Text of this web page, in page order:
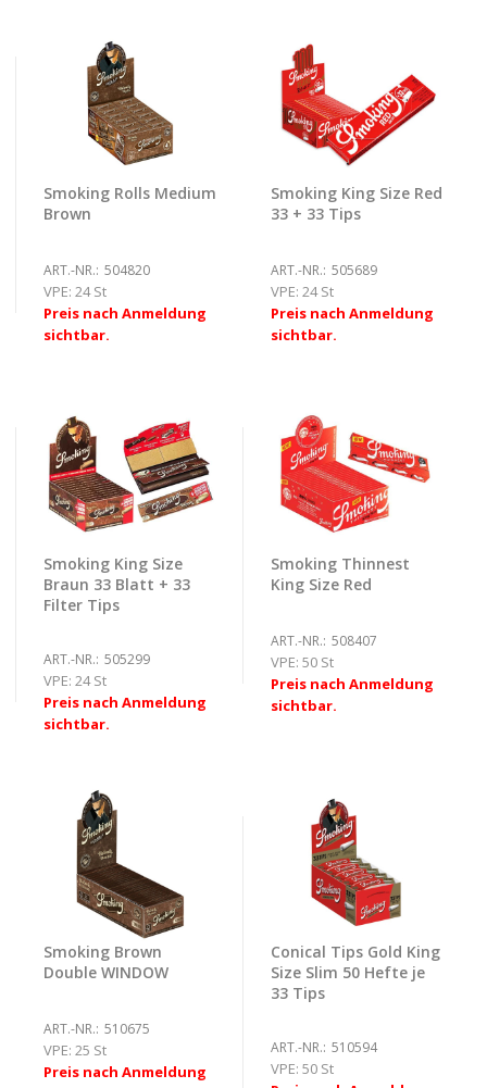
Smoking Rolls Medium
Brown
ART.-NR.: 504820
VPE: 24 St
Preis nach Anmeldung
sichtbar.
Smoking King Size Red
33 + 33 Tips
ART.-NR.: 505689
VPE: 24 St
Preis nach Anmeldung
sichtbar.
Smoking King Size
Braun 33 Blatt + 33
Filter Tips
ART.-NR.: 505299
VPE: 24 St
Preis nach Anmeldung
sichtbar.
Smoking Thinnest
King Size Red
ART.-NR.: 508407
VPE: 50 St
Preis nach Anmeldung
sichtbar.
Smoking Brown
Double WINDOW
ART.-NR.: 510675
VPE: 25 St
Preis nach Anmeldung
Conical Tips Gold King
Size Slim 50 Hefte je
33 Tips
ART.-NR.: 510594
VPE: 50 St